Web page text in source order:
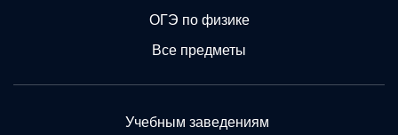
ОГЭ по физике
Все предметы
Учебным заведениям